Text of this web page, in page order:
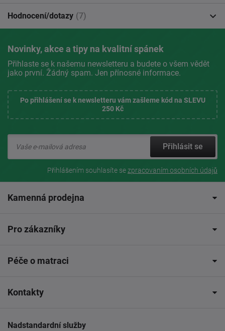
Hodnocení/dotazy (7)
Novinky, akce a tipy na kvalitní spánek
Přihlaste se k našemu newsletteru a budete o všem vědět
jako první. Žádný spam. Jen přínosné informace.
Po přihlášení se k newsletteru vám zašleme kód na SLEVU
250 Kč
Přihlásit se
Přihlášením souhlasíte sezpracovaním osobních údajů
Kamenná prodejna
Pro zákazníky
Péče o matraci
Kontakty
Nadstandardní služby